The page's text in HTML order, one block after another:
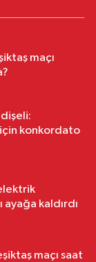
maçı
konkordato
ayağa kaldırdı
maçı saat